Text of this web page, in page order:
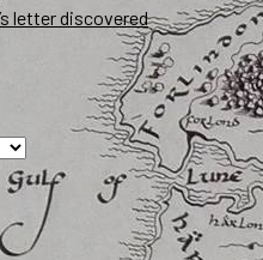
letter discovered